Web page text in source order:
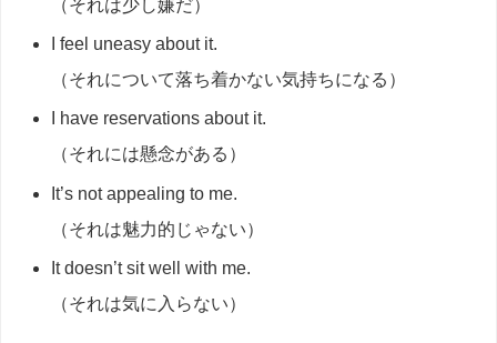
（それは少し嫌だ）
I feel uneasy about it.
（それについて落ち着かない気持ちになる）
I have reservations about it.
（それには懸念がある）
It’s not appealing to me.
（それは魅力的じゃない）
It doesn’t sit well with me.
（それは気に入らない）